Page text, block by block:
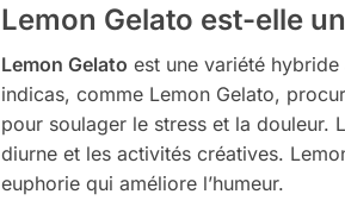
Lemon Gelato est-elle
Lemon Gelato est une variété
indicas, comme Lemon Gelato,
pour soulager le stress et la douleur.
diurne et les activités créatives.
euphorie qui améliore l’humeur.